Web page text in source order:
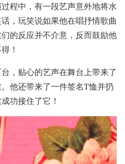
程中，有一段艺声意外地将水
，玩笑说如果他在唱抒情歌曲
的反应并不介意，反而鼓励他
！
，贴心的艺声在舞台上带来了
他还带来了一件签名T恤并扔
功接住了它！